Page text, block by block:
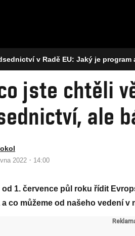
v Radě EU: Jaký je program
jste chtěli
ale
2022 · 14:00
1. července půl roku řídit
a co můžeme od našeho vedení